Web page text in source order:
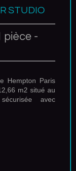
STUDIO
pièce -
Hempton Paris
m2 situé au
avec